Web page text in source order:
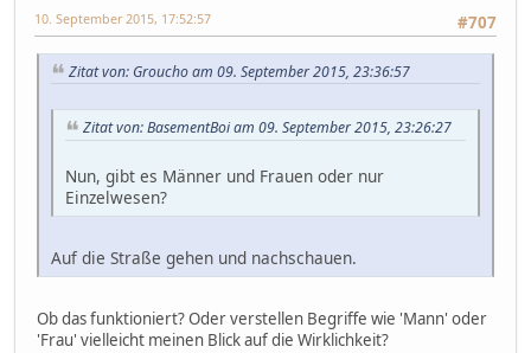
#707
10. September 2015, 17:52:57
Zitat von: Groucho am 09. September 2015, 23:36:57
Zitat von: BasementBoi am 09. September 2015, 23:26:27
Nun, gibt es Männer und Frauen oder nur
Einzelwesen?
Auf die Straße gehen und nachschauen.
Ob das funktioniert? Oder verstellen Begriffe wie 'Mann' oder
'Frau' vielleicht meinen Blick auf die Wirklichkeit?